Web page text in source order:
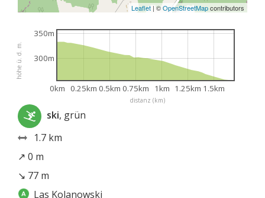
Leaflet |©OpenStreetMapcontributors
distanz (km)
höhe ü. d. m.
0km 0.25km 0.5km 0.75km 1km 1.25km 1.5km
300m
350m
ski, grün
1.7 km
↗ 0 m
↘ 77 m
Las Kolanowski